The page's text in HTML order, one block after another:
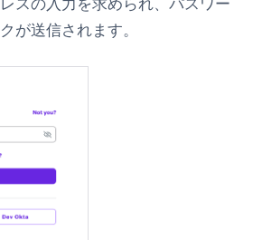
が送信されます。